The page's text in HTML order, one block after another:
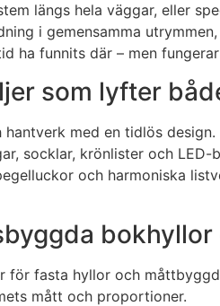
längs hela väggar, eller
i gemensamma
ha funnits där – men
som lyfter
med en tidlös
socklar, krönlister och
och harmoniska
för fasta hyllor och
mått och proportioner.